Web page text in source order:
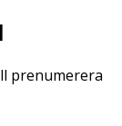
prenumerera